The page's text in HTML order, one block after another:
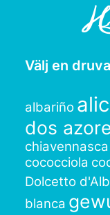
Välj en
albariño
dos
chiavennasca
cococciola
Dolcetto
blanca